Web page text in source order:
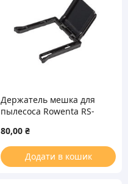
Держатель мешка для
пылесоса Rowenta RS-
80,00 ₴
Додати в кошик